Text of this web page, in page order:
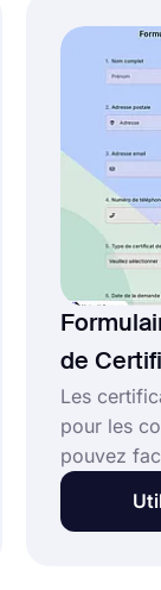
suffit de
"Utiliser le
de
Les
pour les
pouvez
outil en
forms.app